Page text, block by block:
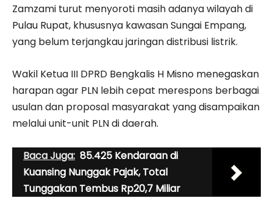
Zamzami turut menyoroti masih adanya wilayah di
Pulau Rupat, khususnya kawasan Sungai Empang,
yang belum terjangkau jaringan distribusi listrik.
Wakil Ketua III DPRD Bengkalis H Misno menegaskan
harapan agar PLN lebih cepat merespons berbagai
usulan dan proposal masyarakat yang disampaikan
melalui unit-unit PLN di daerah.
Baca Juga: 85.425 Kendaraan di
Kuansing Nunggak Pajak, Total
Tunggakan Tembus Rp20,7 Miliar